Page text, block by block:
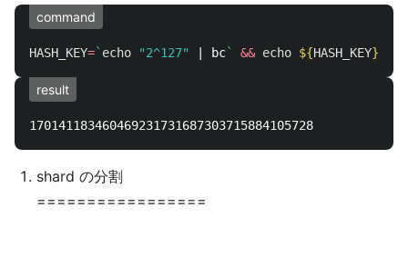
command
HASH_KEY=` echo "2^127" | bc` && echo ${HASH_KEY}
result
shard の分割
=================